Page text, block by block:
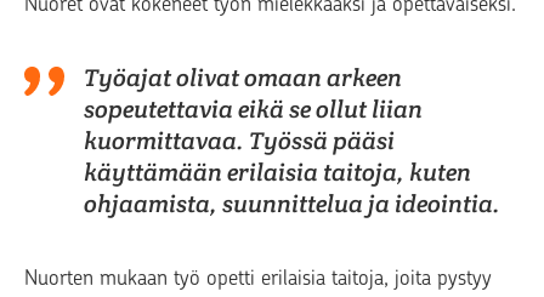
Työajat olivat omaan arkeen
sopeutettavia eikä se ollut liian
kuormittavaa. Työssä pääsi
käyttämään erilaisia taitoja, kuten
ohjaamista, suunnittelua ja ideointia.
Nuorten mukaan työ opetti erilaisia taitoja, joita pystyy